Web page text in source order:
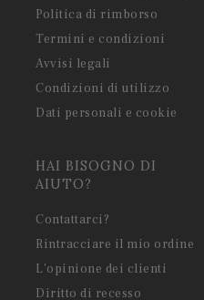
Politica di rimborso
Termini e condizioni
Avvisi legali
Condizioni di utilizzo
Dati personali e cookie
HAI BISOGNO DI
AIUTO?
Contattarci?
Rintracciare il mio ordine
L'opinione dei clienti
Diritto di recesso